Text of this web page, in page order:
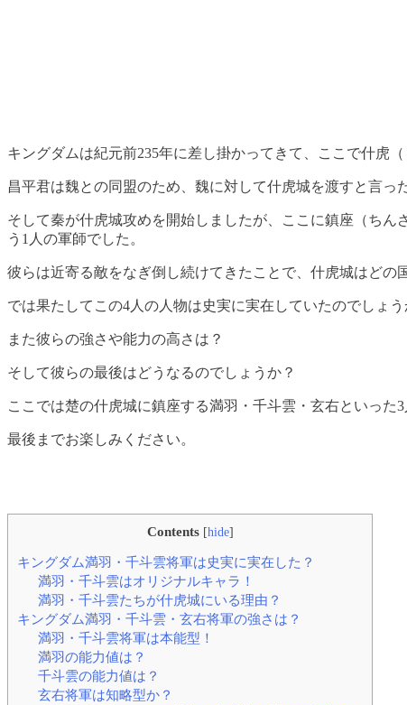
キングダムは紀元前235年に差し掛かってきて、ここで什虎
昌平君は魏との同盟のため、魏に対して什虎城を渡すと言っ
そして秦が什虎城攻めを開始しましたが、ここに鎮座（ち
う1人の軍師でした。
彼らは近寄る敵をなぎ倒し続けてきたことで、什虎城はどの
では果たしてこの4人の人物は史実に実在していたのでしょう
また彼らの強さや能力の高さは？
そして彼らの最後はどうなるのでしょうか？
ここでは楚の什虎城に鎮座する満羽・千斗雲・玄右といっ
最後までお楽しみください。
Contents [hide]
キングダム満羽・千斗雲将軍は史実に実在した？
満羽・千斗雲はオリジナルキャラ！
満羽・千斗雲たちが什虎城にいる理由？
キングダム満羽・千斗雲・玄右将軍の強さは？
満羽・千斗雲将軍は本能型！
満羽の能力値は？
千斗雲の能力値は？
玄右将軍は知略型か？